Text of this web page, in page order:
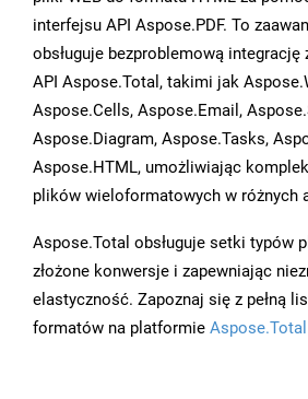
interfejsu API Aspose.PDF. To
obsługuje bezproblemową
API Aspose.Total, takimi jak
Aspose.Cells, Aspose.Email,
Aspose.Diagram, Aspose.Tasks,
Aspose.HTML, umożliwiając
plików wieloformatowych w różnych
Aspose.Total obsługuje setki typów
złożone konwersje i zapewniając
elastyczność. Zapoznaj się z pełną
formatów na platformie